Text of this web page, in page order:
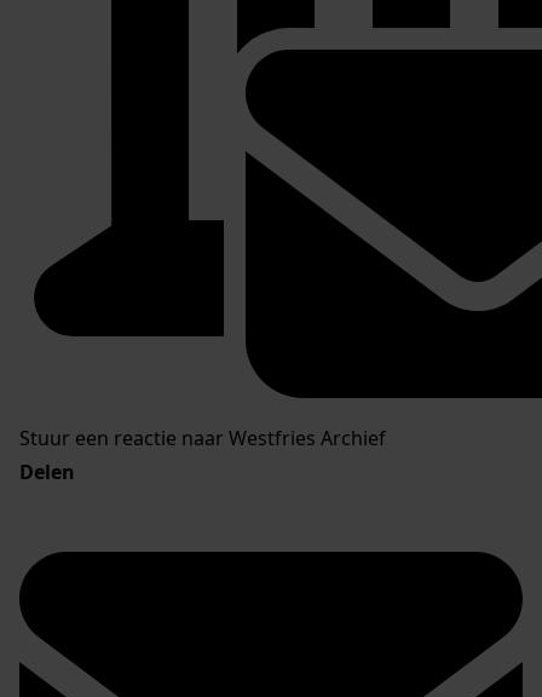
Stuur een reactie naar Westfries Archief
Delen